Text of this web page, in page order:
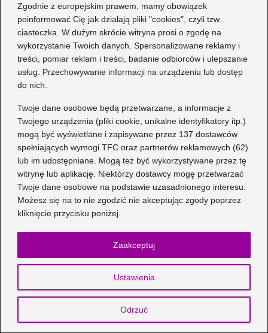
Zgodnie z europejskim prawem, mamy obowiązek
poinformować Cię jak działają pliki "cookies", czyli tzw.
ciasteczka. W dużym skrócie witryna prosi o zgodę na
wykorzystanie Twoich danych. Spersonalizowane reklamy i
treści, pomiar reklam i treści, badanie odbiorców i ulepszanie
usług. Przechowywanie informacji na urządzeniu lub dostęp
do nich.
Twoje dane osobowe będą przetwarzane, a informacje z
Twojego urządzenia (pliki cookie, unikalne identyfikatory itp.)
mogą być wyświetlane i zapisywane przez 137 dostawców
spełniających wymogi TFC oraz partnerów reklamowych (62)
lub im udostępniane. Mogą też być wykorzystywane przez tę
witrynę lub aplikację. Niektórzy dostawcy mogę przetwarzać
Twoje dane osobowe na podstawie uzasadnionego interesu.
Możesz się na to nie zgodzić nie akceptując zgody poprzez
kliknięcie przycisku poniżej.
Ustawienia
Odrzuć
Zaakceptuj
krok po kroku
2026-07-12
Stylowe połączenia: jakie
buty będą idealne do czarnej
2026-06-29
Kategorie
Dziecko(17)
Moda(67)
Obuwie(76)
Odzież(7)
Porady(75)
Szycie(78)